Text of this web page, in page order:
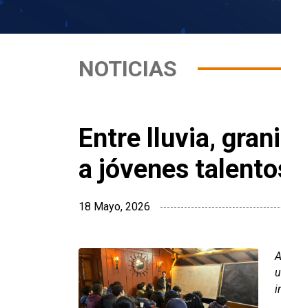
NOTICIAS
Entre lluvia,
a jóvenes
18 Mayo, 2026